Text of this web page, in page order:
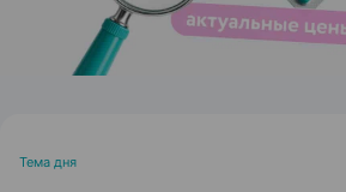
Тема дня